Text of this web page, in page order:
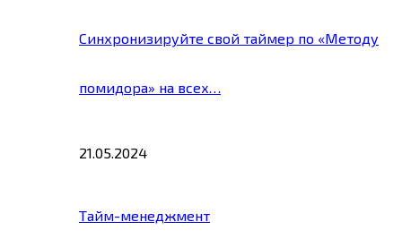
Синхронизируйте свой таймер по «Методу
помидора» на всех…
21.05.2024
Тайм-менеджмент